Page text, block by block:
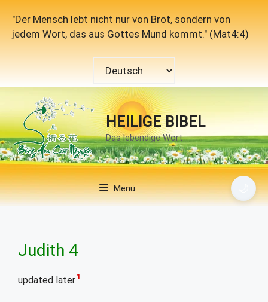
Inhalt
springen
"Der Mensch lebt nicht nur von Brot, sondern von
jedem Wort, das aus Gottes Mund kommt." (Mat4:4)
HEILIGE BIBEL
Das lebendige Wort
Menü
Judith 4
updated later 1